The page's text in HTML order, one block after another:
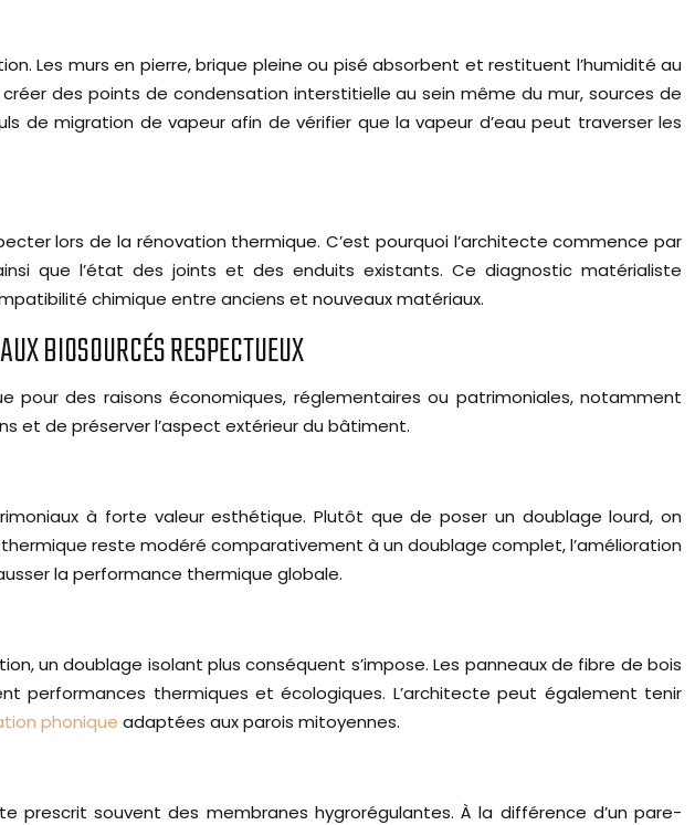
Les murs en pierre, brique pleine ou pisé absorbent et restituent l’humidité au
des points de condensation interstitielle au sein même du mur, sources de
de migration de vapeur afin de vérifier que la vapeur d’eau peut traverser les
lors de la rénovation thermique. C’est pourquoi l’architecte commence par
que l’état des joints et des enduits existants. Ce diagnostic matérialiste
chimique entre anciens et nouveaux matériaux.
BIOSOURCÉS RESPECTUEUX
pour des raisons économiques, réglementaires ou patrimoniales, notamment
et de préserver l’aspect extérieur du bâtiment.
à forte valeur esthétique. Plutôt que de poser un doublage lourd, on
reste modéré comparativement à un doublage complet, l’amélioration
la performance thermique globale.
un doublage isolant plus conséquent s’impose. Les panneaux de fibre de bois
performances thermiques et écologiques. L’architecte peut également tenir
phonique adaptées aux parois mitoyennes.
prescrit souvent des membranes hygrorégulantes. À la différence d’un pare-